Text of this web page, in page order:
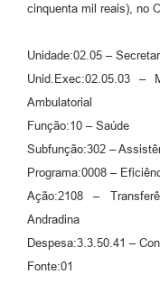
cinquenta mil reais), no
Unidade:02.05 –
Unid.Exec:02.05.03 –
Ambulatorial
Função:10 – Saúde
Subfunção:302 –
Programa:0008 –
Ação:2108 –
Andradina
Despesa:3.3.50.41 –